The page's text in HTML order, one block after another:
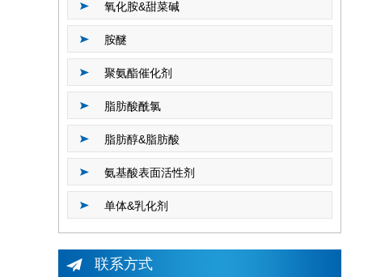
氧化胺&甜菜碱
胺醚
聚氨酯催化剂
脂肪酸酰氯
脂肪醇&脂肪酸
氨基酸表面活性剂
单体&乳化剂
联系方式